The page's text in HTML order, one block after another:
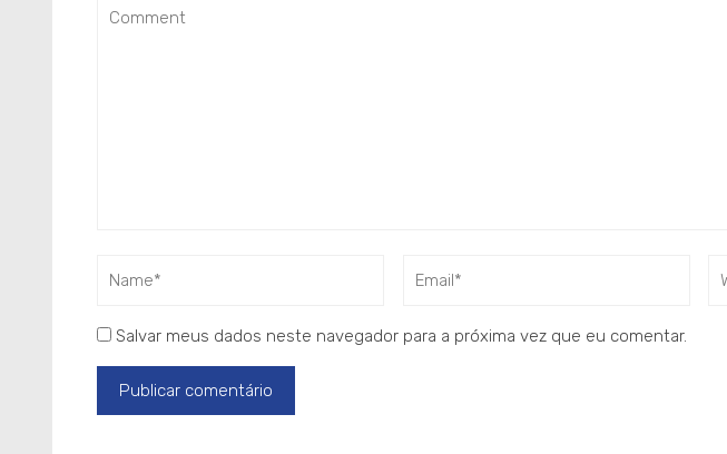
Salvar meus dados neste navegador para a próxima vez que eu comentar.